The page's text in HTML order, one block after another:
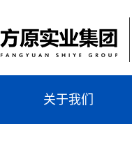
关于我们